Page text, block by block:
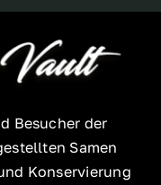
Besucher der
Samen
Konservierung